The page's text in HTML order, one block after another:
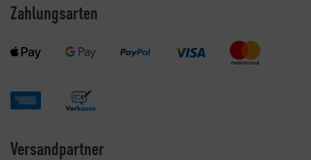
Zahlungsarten
Versandpartner